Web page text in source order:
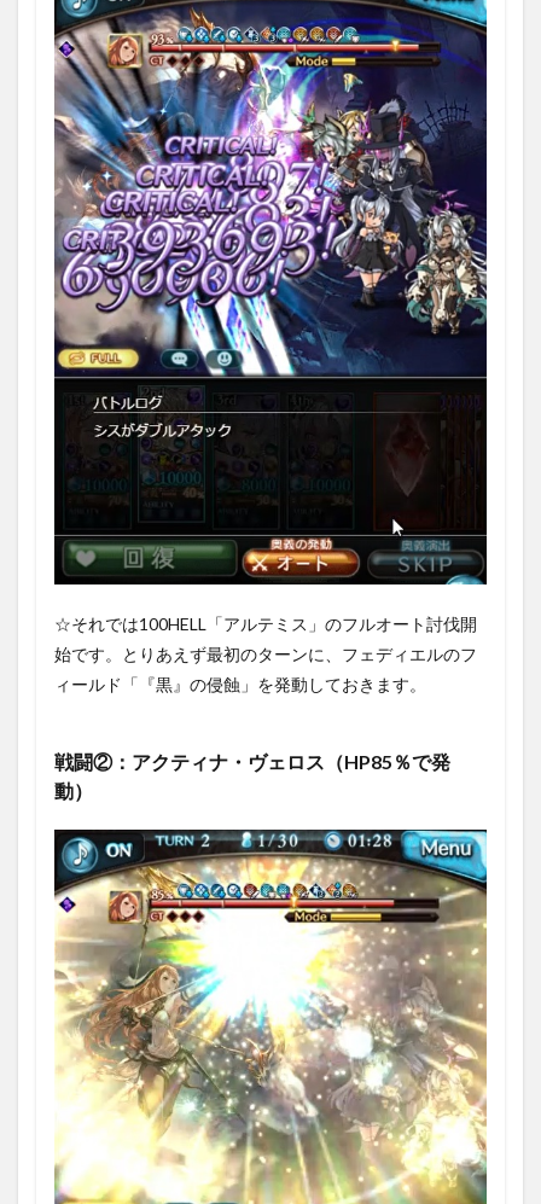
☆それでは100HELL「アルテミス」のフルオート討伐開
始です。とりあえず最初のターンに、フェディエルのフ
ィールド「『黒』の侵蝕」を発動しておきます。
戦闘②：アクティナ・ヴェロス（HP85％で発
動）